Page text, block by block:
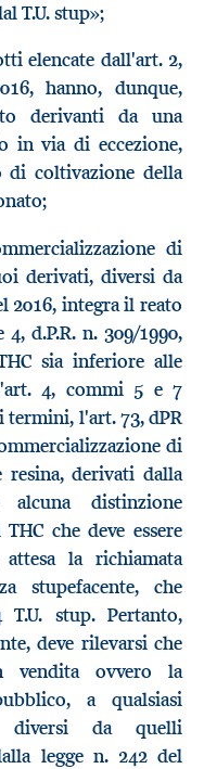
T.U. stup»;
elencate dall'art. 2,
hanno, dunque,
derivanti da una
in via di eccezione,
di coltivazione della
di
derivati, diversi da
2016, integra il reato
d.P.R. n. 309/1990,
sia inferiore alle
4, commi 5 e 7
termini, l'art. 73, dPR
di
resina, derivati dalla
alcuna distinzione
che deve essere
la richiamata
stupefacente, che
stup. Pertanto,
deve rilevarsi che
vendita ovvero la
a qualsiasi
da quelli
legge n. 242 del